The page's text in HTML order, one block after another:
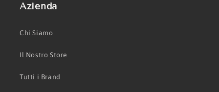
Azienda
Chi Siamo
Il Nostro Store
Tutti i Brand